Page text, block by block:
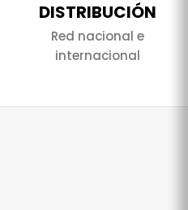
DISTRIBUCIÓN
Red nacional e
internacional